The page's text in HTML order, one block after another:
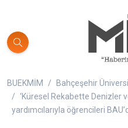
BUEKMİM
Bahçeşehir
‘Küresel Rekabette Denizler
yardımcılarıyla öğrencileri